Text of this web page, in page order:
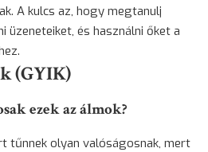
A kulcs az, hogy megtanulj
üzeneteiket, és használni őket a
(GYIK)
ezek az álmok?
tűnnek olyan valóságosnak, mert